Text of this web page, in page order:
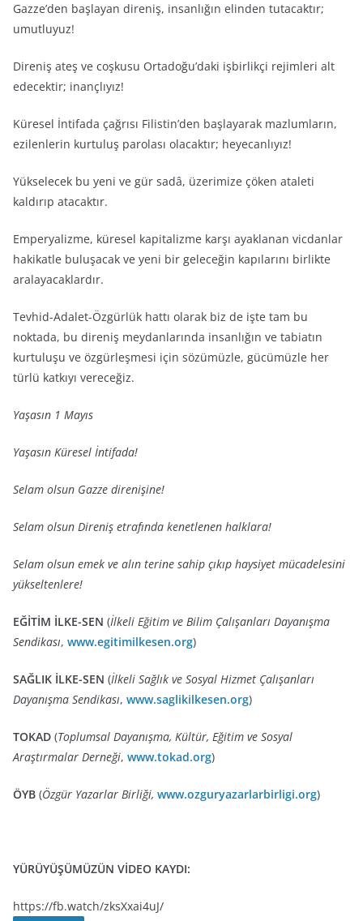
Gazze’den başlayan direniş, insanlığın elinden tutacaktır;
umutluyuz!
Direniş ateş ve coşkusu Ortadoğu’daki işbirlikçi rejimleri alt
edecektir; inançlıyız!
Küresel İntifada çağrısı Filistin’den başlayarak mazlumların,
ezilenlerin kurtuluş parolası olacaktır; heyecanlıyız!
Yükselecek bu yeni ve gür sadâ, üzerimize çöken ataleti
kaldırıp atacaktır.
Emperyalizme, küresel kapitalizme karşı ayaklanan vicdanlar
hakikatle buluşacak ve yeni bir geleceğin kapılarını birlikte
aralayacaklardır.
Tevhid-Adalet-Özgürlük hattı olarak biz de işte tam bu
noktada, bu direniş meydanlarında insanlığın ve tabiatın
kurtuluşu ve özgürleşmesi için sözümüzle, gücümüzle her
türlü katkıyı vereceğiz.
Yaşasın 1 Mayıs
Yaşasın Küresel İntifada!
Selam olsun Gazze direnişine!
Selam olsun Direniş etrafında kenetlenen halklara!
Selam olsun emek ve alın terine sahip çıkıp haysiyet mücadelesini
yükseltenlere!
EĞİTİM İLKE-SEN (İlkeli Eğitim ve Bilim Çalışanları Dayanışma
Sendikası, www.egitimilkesen.org)
SAĞLIK İLKE-SEN (İlkeli Sağlık ve Sosyal Hizmet Çalışanları
Dayanışma Sendikası, www.saglikilkesen.org)
TOKAD (Toplumsal Dayanışma, Kültür, Eğitim ve Sosyal
Araştırmalar Derneği, www.tokad.org)
ÖYB (Özgür Yazarlar Birliği, www.ozguryazarlarbirligi.org)
YÜRÜYÜŞÜMÜZÜN VİDEO KAYDI:
https://fb.watch/zksXxai4uJ/